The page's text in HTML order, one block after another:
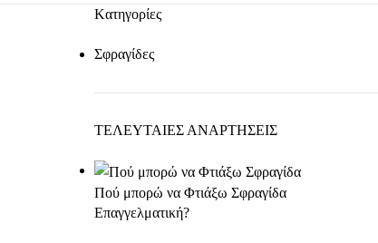
Kατηγορίες
Σφραγίδες
ΤΕΛΕΥΤΑΙΕΣ ΑΝΑΡΤΗΣΕΙΣ
Πού μπορώ να Φτιάξω Σφραγίδα
Επαγγελματική?